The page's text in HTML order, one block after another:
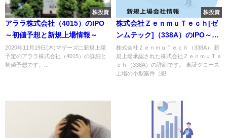
株投資
アララ株式会社（4015）のIPO
～初値予想と新規上場情報～
2020年11月19日(木)マザーズに新規上場
予定のアララ株式会社（4015）の詳細と
初値予想です。...
株投資
株式会社ＺｅｎｍｕＴｅｃｈ[ゼ
ンムテック]（338A）のIPO～初
値予想と新規上場情報～
株式会社ＺｅｎｍｕＴｅｃｈ（338A） 新
規上場承認された株式会社ＺｅｎｍｕＴｅ
ｃｈ（338A）の詳細です。 東証グロース
上場の小型案件（想...